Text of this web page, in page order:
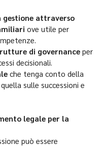
gestione attraverso
ove utile per
di governance per
decisionali.
che tenga conto della
sulle successioni e
legale per la
può essere